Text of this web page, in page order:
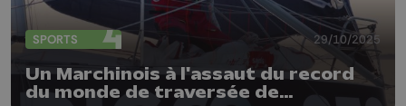
SPORTS 29/10/2025
Un Marchinois à l'assaut du record
du monde de traversée de